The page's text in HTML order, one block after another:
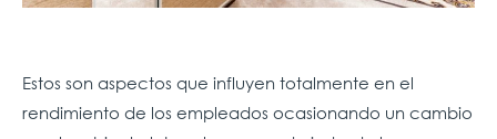
Estos son aspectos que influyen totalmente en el
rendimiento de los empleados ocasionando un cambio